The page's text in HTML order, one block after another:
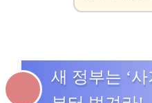
새 정부는 ‘